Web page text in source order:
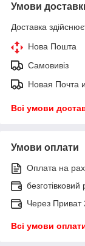
Умови
Доставка
Нова Пошта
Самовивіз
Новая Почта
Всі умови
Умови оплати
Оплата на
Через Приват
Всі умови